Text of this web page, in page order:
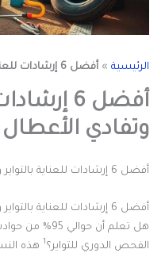
الرئيسية » أفضل 6 إرشادات للعناية بالتواير وتفادي الأعطال بالكويت
أفضل 6
وتفادي الأعطال
أفضل 6 إرشادات للعناية بالتواير وتفادي الأعطال بالكويت
أفضل 6 إرشادات للعناية بالتواير وتفادي الأعطال بالكويت
هل تعلم أن
الفحص الدوري للتواير؟1
هذه